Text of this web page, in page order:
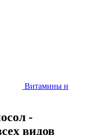
Витамины и
-
видов